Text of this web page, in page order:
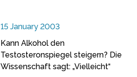
15 January 2003
Kann Alkohol den
Testosteronspiegel steigern? Die
Wissenschaft sagt: „Vielleicht“